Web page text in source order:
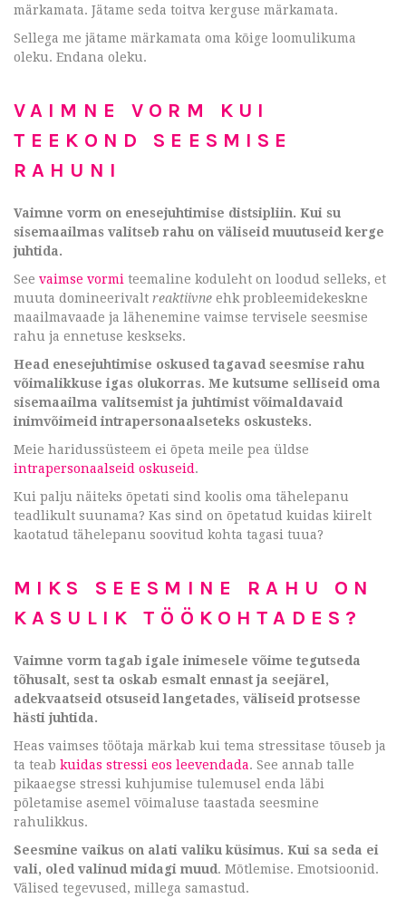
märkamata. Jätame seda toitva kerguse märkamata.
Sellega me jätame märkamata oma kõige loomulikuma
oleku. Endana oleku.
VAIMNE VORM KUI
TEEKOND SEESMISE
RAHUNI
Vaimne vorm on enesejuhtimise distsipliin. Kui su
sisemaailmas valitseb rahu on väliseid muutuseid kerge
juhtida.
See vaimse vormi teemaline koduleht on loodud selleks, et
muuta domineerivalt reaktiivne ehk probleemidekeskne
maailmavaade ja lähenemine vaimse tervisele seesmise
rahu ja ennetuse keskseks.
Head enesejuhtimise oskused tagavad seesmise rahu
võimalikkuse igas olukorras. Me kutsume selliseid oma
sisemaailma valitsemist ja juhtimist võimaldavaid
inimvõimeid intrapersonaalseteks oskusteks.
Meie haridussüsteem ei õpeta meile pea üldse
intrapersonaalseid oskuseid .
Kui palju näiteks õpetati sind koolis oma tähelepanu
teadlikult suunama? Kas sind on õpetatud kuidas kiirelt
kaotatud tähelepanu soovitud kohta tagasi tuua?
MIKS SEESMINE RAHU ON
KASULIK TÖÖKOHTADES?
Vaimne vorm tagab igale inimesele võime tegutseda
tõhusalt, sest ta oskab esmalt ennast ja seejärel,
adekvaatseid otsuseid langetades, väliseid protsesse
hästi juhtida.
Heas vaimses töötaja märkab kui tema stressitase tõuseb ja
ta teab kuidas stressi eos leevendada. See annab talle
pikaaegse stressi kuhjumise tulemusel enda läbi
põletamise asemel võimaluse taastada seesmine
rahulikkus.
Seesmine vaikus on alati valiku küsimus. Kui sa seda ei
vali, oled valinud midagi muud . Mõtlemise. Emotsioonid.
Välised tegevused, millega samastud.